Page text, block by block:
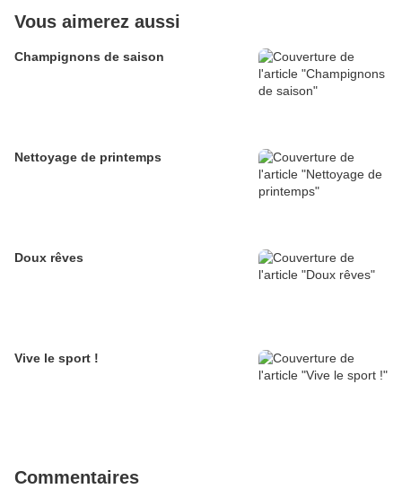
Vous aimerez aussi
Champignons de saison
Nettoyage de printemps
Doux rêves
Vive le sport !
Commentaires